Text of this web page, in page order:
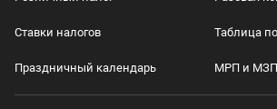
Ставки налогов Таблица
Праздничный календарь МРП и МЗП